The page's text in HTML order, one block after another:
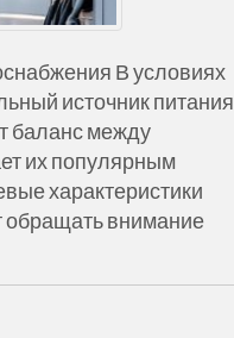
В условиях
источник питания
баланс между
их популярным
характеристики
обращать внимание